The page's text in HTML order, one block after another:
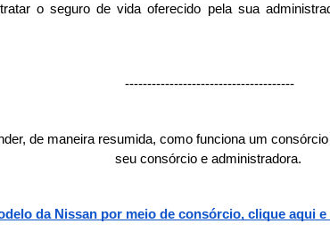
o seguro de vida oferecido pela sua
--------------------------------------
de maneira resumida, como funciona um
seu consórcio e administradora.
da Nissan por meio de consórcio, clique aqui